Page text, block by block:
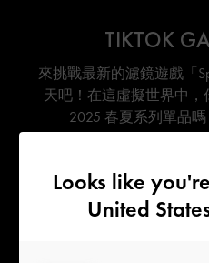
TIKTOK
來挑戰最新的濾鏡遊戲「
天吧！在這虛擬世界中
2025 春夏系列單品
探索
Looks like
United